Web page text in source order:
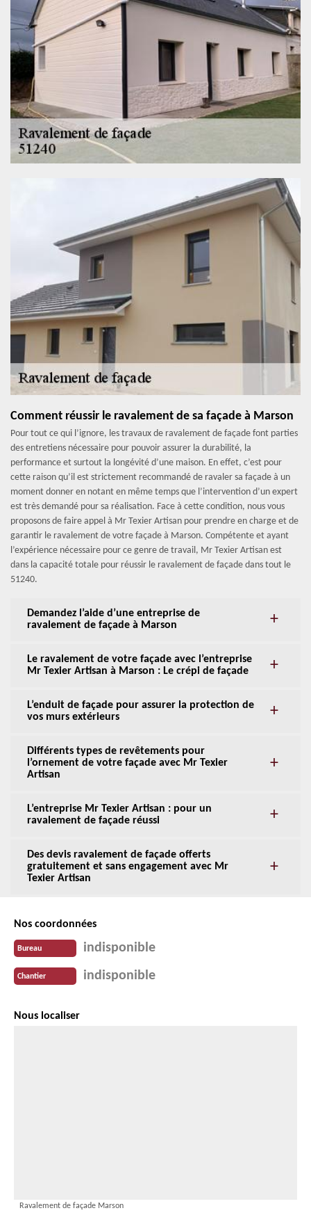
Comment réussir le ravalement de sa façade à Marson
Pour tout ce qui l’ignore, les travaux de ravalement de façade font parties
des entretiens nécessaire pour pouvoir assurer la durabilité, la
performance et surtout la longévité d’une maison. En effet, c’est pour
cette raison qu’il est strictement recommandé de ravaler sa façade à un
moment donner en notant en même temps que l’intervention d’un expert
est très demandé pour sa réalisation. Face à cette condition, nous vous
proposons de faire appel à Mr Texier Artisan pour prendre en charge et de
garantir le ravalement de votre façade à Marson. Compétente et ayant
l’expérience nécessaire pour ce genre de travail, Mr Texier Artisan est
dans la capacité totale pour réussir le ravalement de façade dans tout le
51240.
Demandez l’aide d’une entreprise de
ravalement de façade à Marson
Le ravalement de votre façade avec l’entreprise
Mr Texier Artisan à Marson : Le crépi de façade
L’enduit de façade pour assurer la protection de
vos murs extérieurs
Différents types de revêtements pour
l’ornement de votre façade avec Mr Texier
Artisan
L’entreprise Mr Texier Artisan : pour un
ravalement de façade réussi
Des devis ravalement de façade offerts
gratuitement et sans engagement avec Mr
Texier Artisan
Nos coordonnées
Bureau indisponible
Chantier indisponible
Nous localiser
Ravalement de façade Marson